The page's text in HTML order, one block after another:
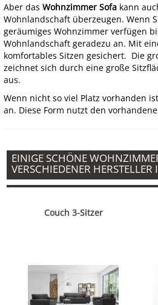
Aber das Wohnzimmer Sofa kann
Wohnlandschaft überzeugen. Wenn
geräumiges Wohnzimmer verfügen
Wohnlandschaft geradezu an. Mit
komfortables Sitzen gesichert. Die
zeichnet sich durch eine große
aus.
Wenn nicht so viel Platz vorhanden
an. Diese Form nutzt den
EINIGE SCHÖNE
VERSCHIEDENER
Couch 3-Sitzer